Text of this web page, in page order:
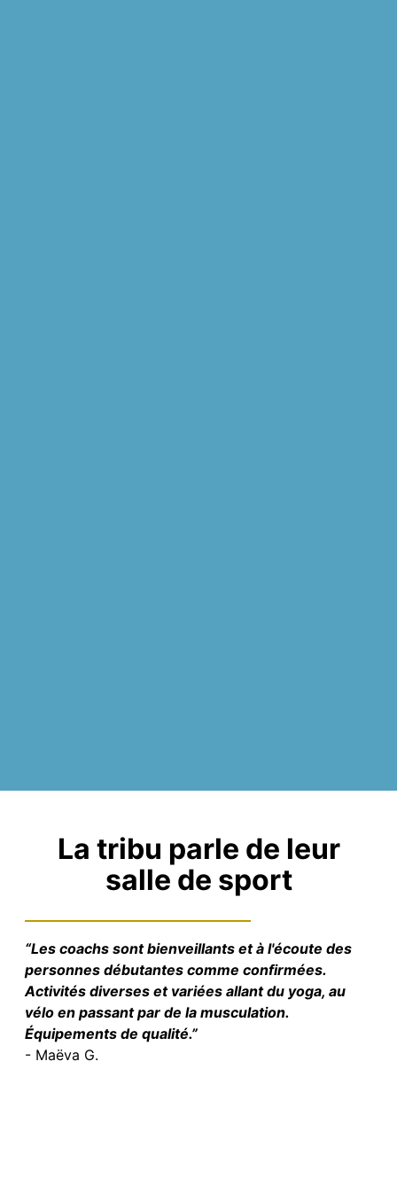
La tribu parle de leur
salle de sport
“Les coachs sont bienveillants et à l'écoute des
personnes débutantes comme confirmées.
Activités diverses et variées allant du yoga, au
vélo en passant par de la musculation.
Équipements de qualité.”
- Maëva G.